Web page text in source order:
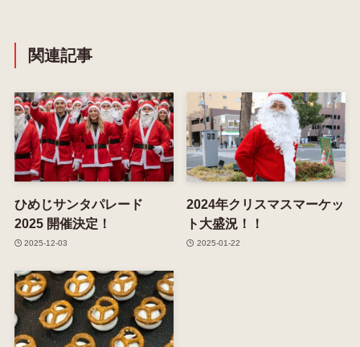
関連記事
ひめじサンタパレード
2025 開催決定！
2025-12-03
2024年クリスマスマーケッ
ト大盛況！！
2025-01-22